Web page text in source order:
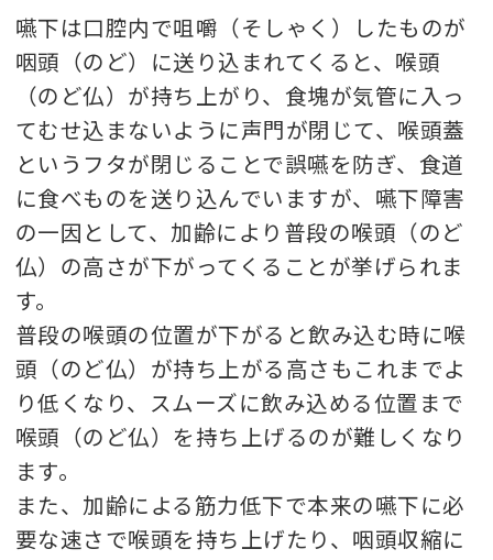
嚥下は口腔内で咀嚼（そしゃく）したものが
咽頭（のど）に送り込まれてくると、喉頭
（のど仏）が持ち上がり、食塊が気管に入っ
てむせ込まないように声門が閉じて、喉頭蓋
というフタが閉じることで誤嚥を防ぎ、食道
に食べものを送り込んでいますが、嚥下障害
の一因として、加齢により普段の喉頭（のど
仏）の高さが下がってくることが挙げられま
す。
普段の喉頭の位置が下がると飲み込む時に喉
頭（のど仏）が持ち上がる高さもこれまでよ
り低くなり、スムーズに飲み込める位置まで
喉頭（のど仏）を持ち上げるのが難しくなり
ます。
また、加齢による筋力低下で本来の嚥下に必
要な速さで喉頭を持ち上げたり、咽頭収縮に